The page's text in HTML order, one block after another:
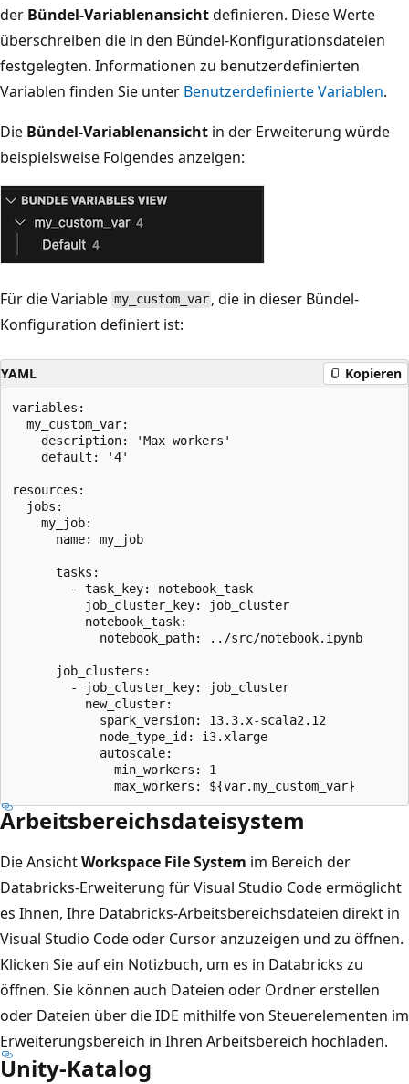
der Bündel-Variablenansichtdefinieren. Diese Werte
überschreiben die in den Bündel-Konfigurationsdateien
festgelegten. Informationen zu benutzerdefinierten
Variablen finden Sie unter Benutzerdefinierte Variablen.
Die Bündel-Variablenansicht in der Erweiterung würde
beispielsweise Folgendes anzeigen:
Für die Variable my_custom_var , die in dieser Bündel-
Konfiguration definiert ist:
YAML Kopieren
variables:
  my_custom_var:
    description: 'Max workers'
    default: '4'
resources:
  jobs:
    my_job:
      name: my_job
      tasks:
        - task_key: notebook_task
          job_cluster_key: job_cluster
          notebook_task:
            notebook_path: ../src/notebook.ipynb
      job_clusters:
        - job_cluster_key: job_cluster
          new_cluster:
            spark_version: 13.3.x-scala2.12
            node_type_id: i3.xlarge
            autoscale:
              min_workers: 1
Arbeitsbereichsdateisystem
Die AnsichtWorkspace File System im Bereich der
Databricks-Erweiterung für Visual Studio Code ermöglicht
es Ihnen, Ihre Databricks-Arbeitsbereichsdateien direkt in
Visual Studio Code oder Cursor anzuzeigen und zu öffnen.
Klicken Sie auf ein Notizbuch, um es in Databricks zu
öffnen. Sie können auch Dateien oder Ordner erstellen
oder Dateien über die IDE mithilfe von Steuerelementen im
Erweiterungsbereich in Ihren Arbeitsbereich hochladen.
Unity-Katalog